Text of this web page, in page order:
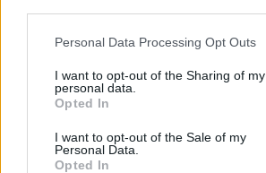
Please note that this website/app uses
not limited to your visit or usage
grant or deny consent to Google and its
use your data for below specified
consent section.
Personal Data Processing Opt Outs
I want to opt-out of the Sharing of my
personal data.
Opted In
I want to opt-out of the Sale of my
Personal Data.
Opted In